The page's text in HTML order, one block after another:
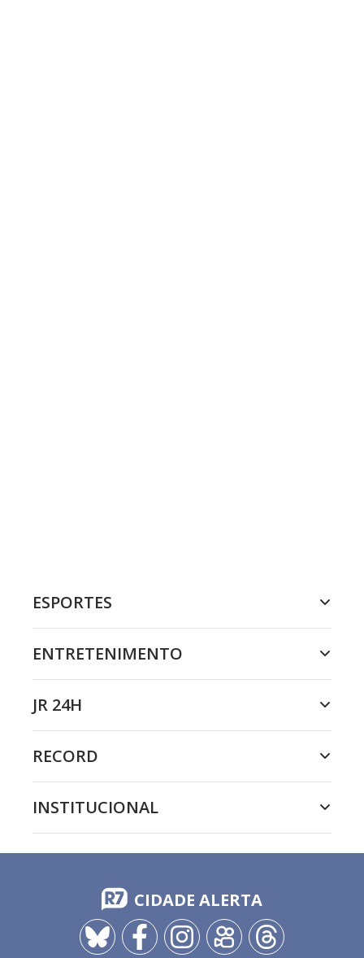
ESPORTES
ENTRETENIMENTO
JR 24H
RECORD
INSTITUCIONAL
CIDADE ALERTA